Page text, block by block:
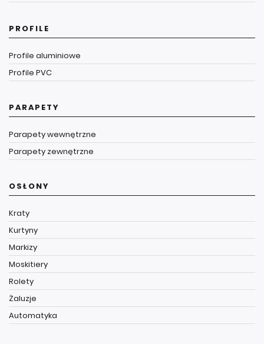
PROFILE
Profile aluminiowe
Profile PVC
PARAPETY
Parapety wewnętrzne
Parapety zewnętrzne
OSŁONY
Kraty
Kurtyny
Markizy
Moskitiery
Rolety
Żaluzje
Automatyka